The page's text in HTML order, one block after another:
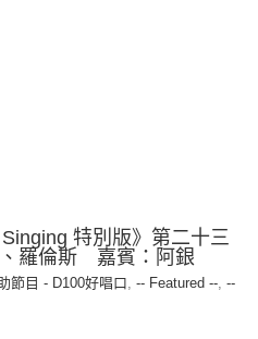
特別版》第二十三
羅倫斯 嘉賓：阿銀
節目 - D100好唱口, -- Featured --, --